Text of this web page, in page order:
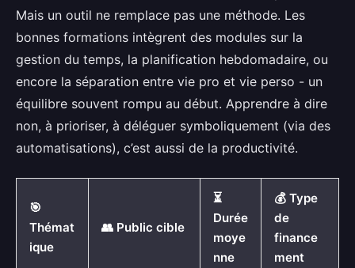
Mais un outil ne remplace pas une méthode. Les
bonnes formations intègrent des modules sur la
gestion du temps, la planification hebdomadaire, ou
encore la séparation entre vie pro et vie perso - un
équilibre souvent rompu au début. Apprendre à dire
non, à prioriser, à déléguer symboliquement (via des
automatisations), c’est aussi de la productivité.
🎯
Thémat
ique
👥 Public cible
⏳
Durée
moye
nne
💰 Type
de
finance
ment